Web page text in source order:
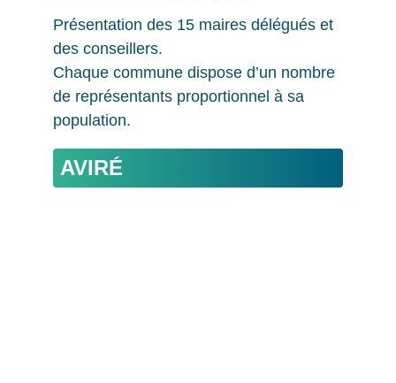
AVIRÉ
Présentation des 15 maires délégués et
des conseillers.
Chaque commune dispose d’un nombre
de représentants proportionnel à sa
population.